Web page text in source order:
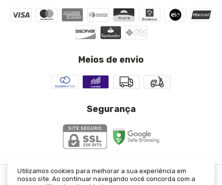
Utilizamos cookies para melhorar a sua experiência em
nosso site. Ao continuar navegando você concorda com a
Meios de envio
Segurança
Calça Terracota Moletom- JJ Modas